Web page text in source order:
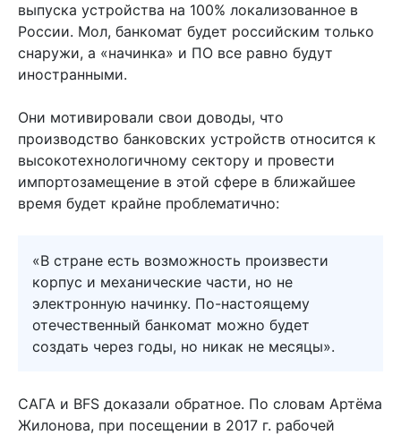
выпуска устройства на 100% локализованное в
России. Мол, банкомат будет российским только
снаружи, а «начинка» и ПО все равно будут
иностранными.
Они мотивировали свои доводы, что
производство банковских устройств относится к
высокотехнологичному сектору и провести
импортозамещение в этой сфере в ближайшее
время будет крайне проблематично:
«В стране есть возможность произвести
корпус и механические части, но не
электронную начинку. По-настоящему
отечественный банкомат можно будет
создать через годы, но никак не месяцы».
САГА и BFS доказали обратное. По словам Артёма
Жилонова, при посещении в 2017 г. рабочей